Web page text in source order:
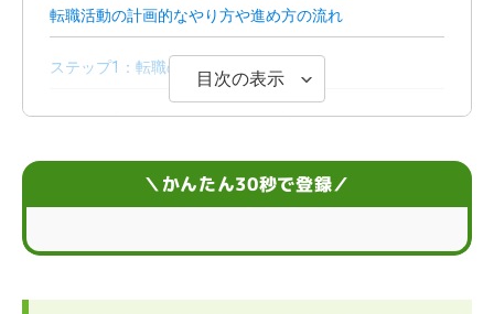
転職活動の計画的なやり方や進め方の流れ
ステップ1：転職の目的を明確にする
ステップ2：転職スケジュールを決める
目次の表示
＼かんたん30秒で登録／